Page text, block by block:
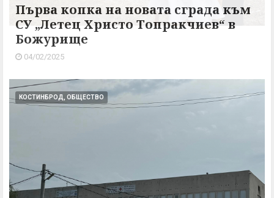
Първа копка на новата сграда към
СУ „Летец Христо Топракчиев“ в
Божурище
04/02/2025
КОСТИНБРОД, ОБЩЕСТВО